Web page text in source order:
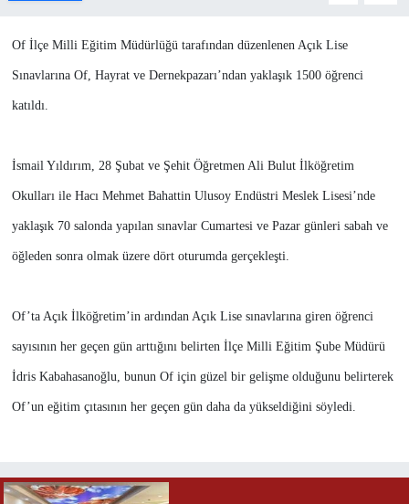
Of İlçe Milli Eğitim Müdürlüğü tarafından düzenlenen Açık Lise
Sınavlarına Of, Hayrat ve Dernekpazarı’ndan yaklaşık 1500 öğrenci
katıldı.
İsmail Yıldırım, 28 Şubat ve Şehit Öğretmen Ali Bulut İlköğretim
Okulları ile Hacı Mehmet Bahattin Ulusoy Endüstri Meslek Lisesi’nde
yaklaşık 70 salonda yapılan sınavlar Cumartesi ve Pazar günleri sabah ve
öğleden sonra olmak üzere dört oturumda gerçekleşti.
Of’ta Açık İlköğretim’in ardından Açık Lise sınavlarına giren öğrenci
sayısının her geçen gün arttığını belirten İlçe Milli Eğitim Şube Müdürü
İdris Kabahasanoğlu, bunun Of için güzel bir gelişme olduğunu belirterek
Of’un eğitim çıtasının her geçen gün daha da yükseldiğini söyledi.